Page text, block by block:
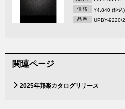
価 格 ¥4,840 (税込)
品 番 UPBY-9220/2
関連ページ
2025年邦楽カタログリリース